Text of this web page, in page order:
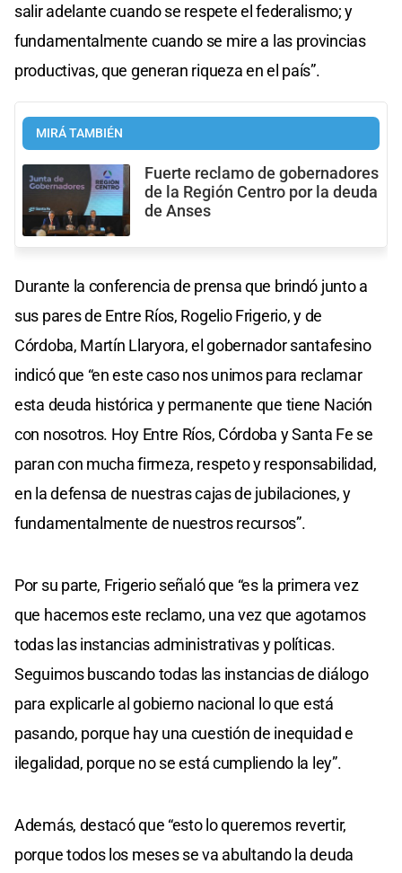
salir adelante cuando se respete el federalismo; y
fundamentalmente cuando se mire a las provincias
productivas, que generan riqueza en el país”.
MIRÁ TAMBIÉN
Fuerte reclamo de gobernadores
de la Región Centro por la deuda
de Anses
Durante la conferencia de prensa que brindó junto a
sus pares de Entre Ríos, Rogelio Frigerio, y de
Córdoba, Martín Llaryora, el gobernador santafesino
indicó que “en este caso nos unimos para reclamar
esta deuda histórica y permanente que tiene Nación
con nosotros. Hoy Entre Ríos, Córdoba y Santa Fe se
paran con mucha firmeza, respeto y responsabilidad,
en la defensa de nuestras cajas de jubilaciones, y
fundamentalmente de nuestros recursos”.
Por su parte, Frigerio señaló que “es la primera vez
que hacemos este reclamo, una vez que agotamos
todas las instancias administrativas y políticas.
Seguimos buscando todas las instancias de diálogo
para explicarle al gobierno nacional lo que está
pasando, porque hay una cuestión de inequidad e
ilegalidad, porque no se está cumpliendo la ley”.
Además, destacó que “esto lo queremos revertir,
porque todos los meses se va abultando la deuda